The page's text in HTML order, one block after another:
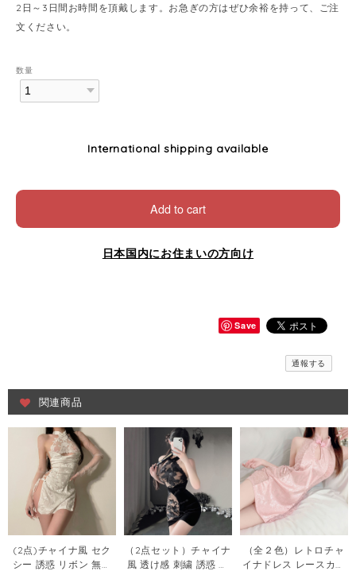
2日～3日間お時間を頂戴します。お急ぎの方はぜひ余裕を持って、ご注
文ください。
数量
International shipping available
Add to cart
日本国内にお住まいの方向け
Save
通報する
関連商品
(2点)チャイナ風 セク
シー 誘惑 リボン 無地
（2点セット）チャイナ
風 透け感 刺繍 誘惑 セ
（全２色）レトロチャ
イナドレス レースカッ